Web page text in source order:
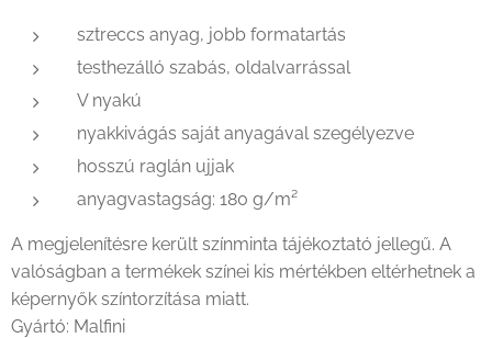
sztreccs anyag, jobb formatartás
testhezálló szabás, oldalvarrással
V nyakú
nyakkivágás saját anyagával szegélyezve
hosszú raglán ujjak
anyagvastagság: 180 g/m²
A megjelenítésre került színminta tájékoztató jellegű. A
valóságban a termékek színei kis mértékben eltérhetnek a
képernyők színtorzítása miatt.
Gyártó: Malfini